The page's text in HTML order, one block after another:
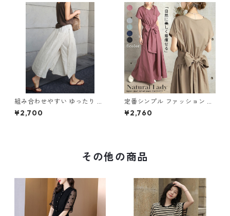
組み合わせやすい ゆったり キ
ュロットスカート パンツ m-7
63
¥2,700
定番シンプル ファッション 半
袖 バックリボン 6色展開ワン
ピース m-734
¥2,760
その他の商品